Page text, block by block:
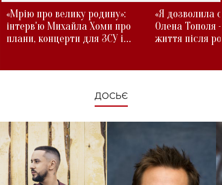
«Мрію про велику родину»:
інтерв'ю Михайла Хоми про
плани, концерти для ЗСУ і
«Я дозволила
Олена Тополя
життя після
ДОСЬЄ